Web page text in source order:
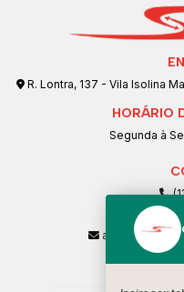
R. Lontra, 137 - Vila Isolina
HORÁRIO
Segunda à